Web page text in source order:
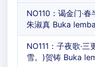
NO110：谒金门·
朱淑真 Buka
NO111：子夜歌·
雪。)贺铸 Buka